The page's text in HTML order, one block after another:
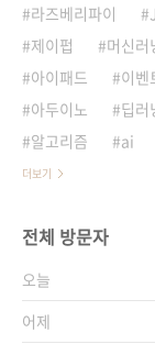
라즈베리파이
제이펍
머신러
아이패드
이벤
아두이노
딥러
알고리즘
ai
더보기
전체 방문자
오늘
어제